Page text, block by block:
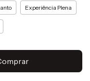
Experiência Plena